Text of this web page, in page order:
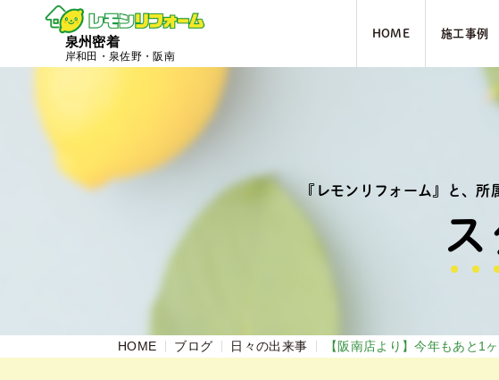
泉州密着
岸和田・泉佐野・阪南
HOME 施⼯事例
『レモンリフォーム』と、所
HOME ブログ 日々の出来事 【阪南店より】今年もあと1